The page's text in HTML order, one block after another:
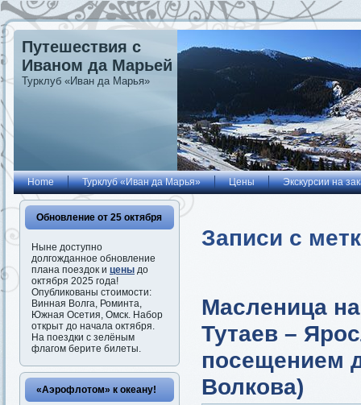
Путешествия с
Иваном да Марьей
Турклуб «Иван да Марья»
Home Турклуб «Иван да Марья» Цены Экскурсии на
Обновление от 25 октября
Ныне доступно
долгожданное обновление
плана поездок и цены до
октября 2025 года!
Опубликованы стоимости:
Винная Волга, Роминта,
Южная Осетия, Омск. Набор
открыт до начала октября.
На поездки с зелёным
флагом берите билеты.
«Аэрофлотом» к океану!
Записи с
Масленица
Тутаев –
посещением
Волкова)